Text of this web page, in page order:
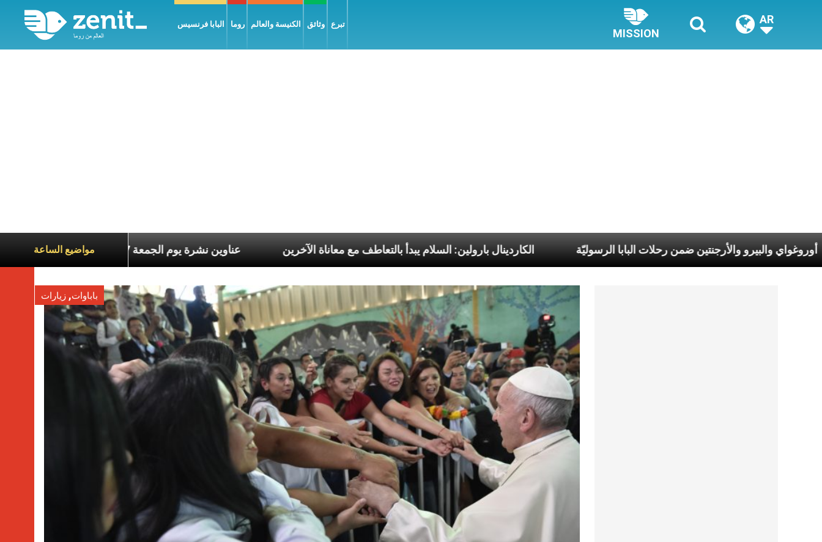
البابا فرنسيس روما الكنيسة والعالم وثائق تبرع
MISSION
AR
مواضيع الساعةعناوين نشرة يوم الجمعة 7 آب 2026: السلام يُبنى بصبر يومًا بعد يوم الكاردينال بارولين: السلام يبدأ بالتعاطف مع معاناة الآخرين أوروغواي والبيرو والأرجنتين ضمن رحلات البابا الرسوليّة
باباوات, زيارات